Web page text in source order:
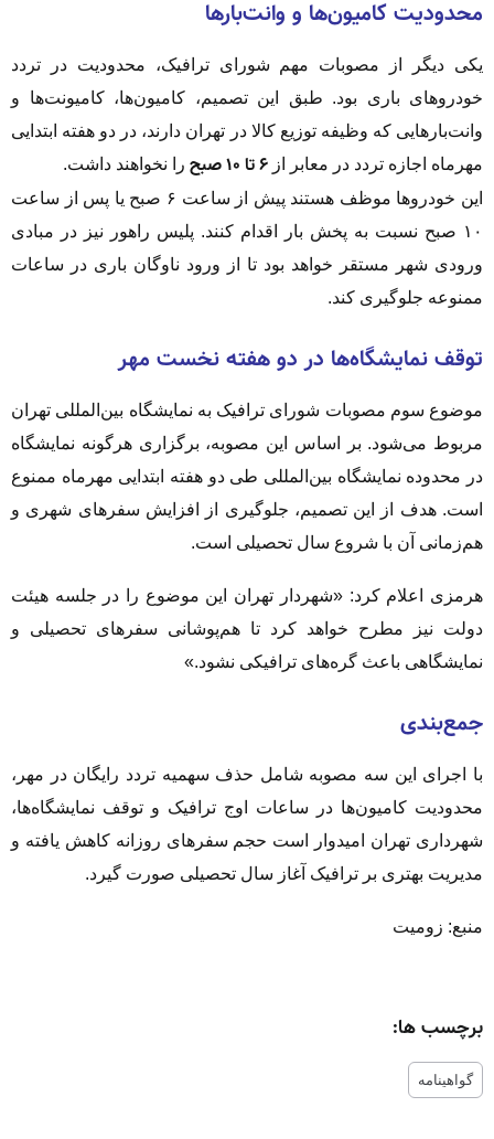
محدودیت کامیون‌ها و وانت‌بارها
یکی دیگر از مصوبات مهم شورای ترافیک، محدودیت در تردد
خودروهای باری بود. طبق این تصمیم، کامیون‌ها، کامیونت‌ها و
وانت‌بارهایی که وظیفه توزیع کالا در تهران دارند، در دو هفته ابتدایی
مهرماه اجازه تردد در معابر از ۶ تا ۱۰ صبح
را نخواهند داشت.
این خودروها موظف هستند پیش از ساعت ۶ صبح یا پس از ساعت
۱۰ صبح نسبت به پخش بار اقدام کنند. پلیس راهور نیز در مبادی
ورودی شهر مستقر خواهد بود تا از ورود ناوگان باری در ساعات
ممنوعه جلوگیری کند.
توقف نمایشگاه‌ها در دو هفته نخست مهر
موضوع سوم مصوبات شورای ترافیک به نمایشگاه بین‌المللی تهران
مربوط می‌شود. بر اساس این مصوبه، برگزاری هرگونه نمایشگاه
در محدوده نمایشگاه بین‌المللی طی دو هفته ابتدایی مهرماه ممنوع
است. هدف از این تصمیم، جلوگیری از افزایش سفرهای شهری و
هم‌زمانی آن با شروع سال تحصیلی است.
هرمزی اعلام کرد: «شهردار تهران این موضوع را در جلسه هیئت
دولت نیز مطرح خواهد کرد تا هم‌پوشانی سفرهای تحصیلی و
نمایشگاهی باعث گره‌های ترافیکی نشود.»
جمع‌بندی
با اجرای این سه مصوبه شامل حذف سهمیه تردد رایگان در مهر،
محدودیت کامیون‌ها در ساعات اوج ترافیک و توقف نمایشگاه‌ها،
شهرداری تهران امیدوار است حجم سفرهای روزانه کاهش یافته و
مدیریت بهتری بر ترافیک آغاز سال تحصیلی صورت گیرد.
منبع: زومیت
برچسب ها:
گواهینامه